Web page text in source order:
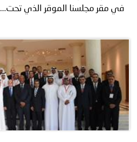
في مقر مجلسنا الموقر الذي تحت...